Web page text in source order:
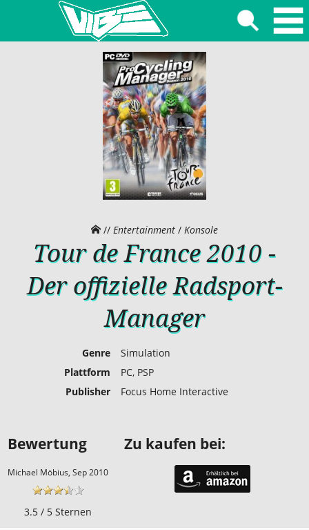
// Entertainment / Konsole
Tour de France 2010 -
Der offizielle Radsport-
Manager
Genre
Simulation
Plattform
PC, PSP
Publisher
Focus Home Interactive
Bewertung
Michael Möbius, Sep 2010
3.5 / 5 Sternen
Zu kaufen bei: